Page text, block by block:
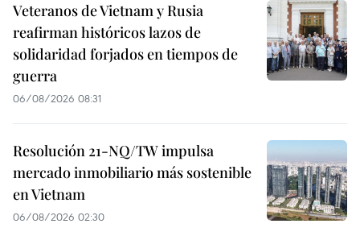
Veteranos de Vietnam y Rusia
reafirman históricos lazos de
solidaridad forjados en tiempos de
guerra
06/08/2026 08:31
Resolución 21-NQ/TW impulsa
mercado inmobiliario más sostenible
en Vietnam
06/08/2026 02:30